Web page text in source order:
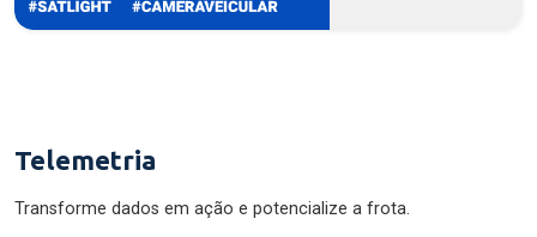
Telemetria
Transforme dados em ação e potencialize a frota.